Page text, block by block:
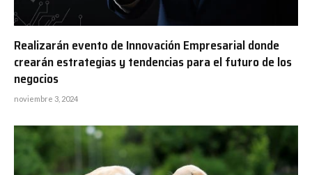
Realizarán evento de Innovación Empresarial donde
crearán estrategias y tendencias para el futuro de los
negocios
noviembre 3, 2024